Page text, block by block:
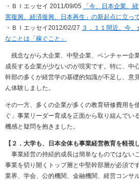
・ＢＩエッセイ 2011/09/05
「今、日本企業、
害復興、経済復興、日本再生」の新起点に立っ
・ＢＩエッセイ2012/02/27 ３．１１間近。今
なことは「稼ぐこと」
残念ながら大企業、中堅企業、ベンチャー企
成長する企業が少ないのが現実です。特に、中
幹部の多くが経営学の基礎的知識が不足し、意
ん体験しました。
その一方、多くの企業が多くの教育研修費用を
ぐ」事業リーダー育成を正面から取り組んでい
機感と疑問を抱きました。
【２．大学も、日本全体も事業経営教育を軽視
事業経営の持続的成長は簡単なものではない
事業を切り開くトップ層と中堅幹部層が必須で
業界、学会、公的機関、金融機関、経営コンサ